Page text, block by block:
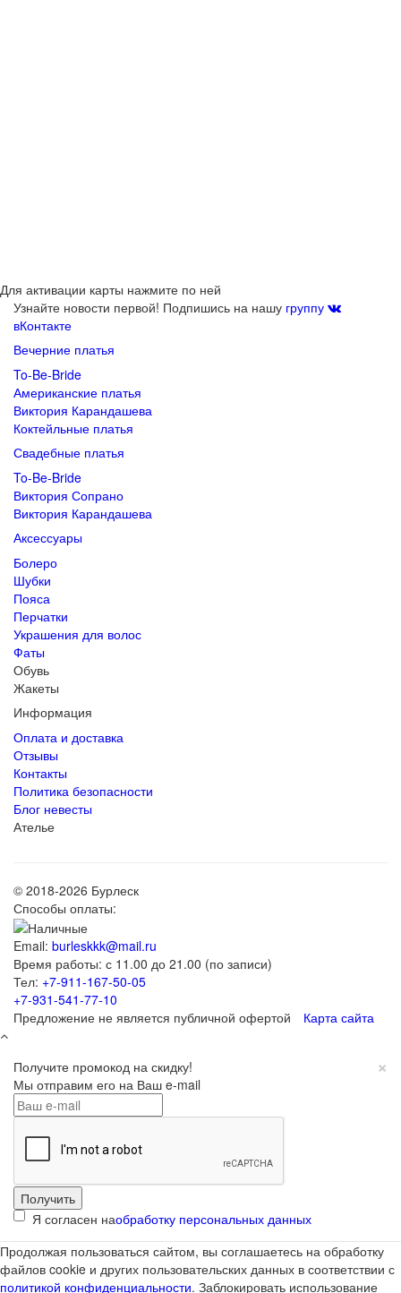
Для активации карты нажмите по ней
Узнайте новости первой! Подпишись на нашу группу
вКонтакте
Вечерние платья
To-Be-Bride
Американские платья
Виктория Карандашева
Коктейльные платья
Свадебные платья
To-Be-Bride
Виктория Сопрано
Виктория Карандашева
Аксессуары
Болеро
Шубки
Пояса
Перчатки
Украшения для волос
Фаты
Обувь
Жакеты
Информация
Оплата и доставка
Отзывы
Контакты
Политика безопасности
Блог невесты
Ателье
© 2018-2026 Бурлеск
Способы оплаты:
Email: burleskkk@mail.ru
Время работы: с 11.00 до 21.00 (по записи)
Тел: +7-911-167-50-05
+7-931-541-77-10
Предложение не является публичной офертой
Карта сайта
×
Получите промокод на скидку!
Мы отправим его на Ваш e-mail
Я согласен наобработку персональных данных
Продолжая пользоваться сайтом, вы соглашаетесь на обработку
файлов cookie и других пользовательских данных в соответствии с
политикой конфиденциальности. Заблокировать использование